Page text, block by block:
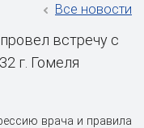
Все новости
встречу с
г. Гомеля
врача и правила